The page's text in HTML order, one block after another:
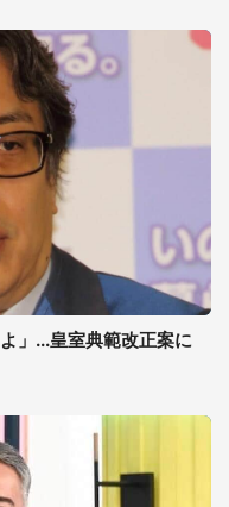
」...皇室典範改正案に